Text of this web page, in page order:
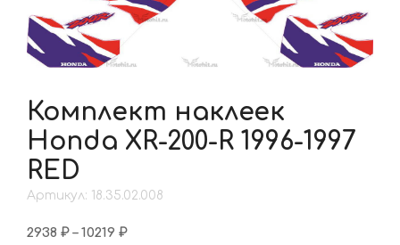
Комплект наклеек
Honda XR-200-R 1996-1997
RED
Артикул: 18.35.02.008
2938 ₽ – 10219 ₽Диапазон